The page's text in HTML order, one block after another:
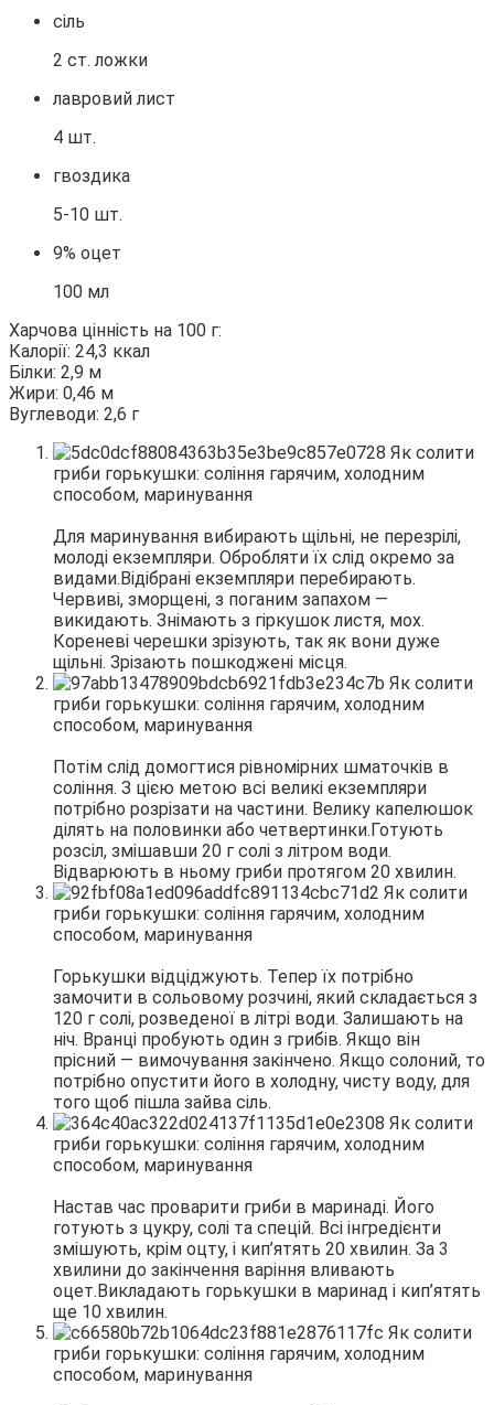
сіль
2 ст. ложки
лавровий лист
4 шт.
гвоздика
5-10 шт.
9% оцет
100 мл
Харчова цінність на 100 г:
Калорії: 24,3 ккал
Білки: 2,9 м
Жири: 0,46 м
Вуглеводи: 2,6 г
Для маринування вибирають щільні, не перезрілі,
молоді екземпляри. Обробляти їх слід окремо за
видами.Відібрані екземпляри перебирають.
Червиві, зморщені, з поганим запахом —
викидають. Знімають з гіркушок листя, мох.
Кореневі черешки зрізують, так як вони дуже
щільні. Зрізають пошкоджені місця.
Потім слід домогтися рівномірних шматочків в
соління. З цією метою всі великі екземпляри
потрібно розрізати на частини. Велику капелюшок
ділять на половинки або четвертинки.Готують
розсіл, змішавши 20 г солі з літром води.
Відварюють в ньому гриби протягом 20 хвилин.
Горькушки відціджують. Тепер їх потрібно
замочити в сольовому розчині, який складається з
120 г солі, розведеної в літрі води. Залишають на
ніч. Вранці пробують один з грибів. Якщо він
прісний — вимочування закінчено. Якщо солоний, то
потрібно опустити його в холодну, чисту воду, для
того щоб пішла зайва сіль.
Настав час проварити гриби в маринаді. Його
готують з цукру, солі та спецій. Всі інгредієнти
змішують, крім оцту, і кип’ятять 20 хвилин. За 3
хвилини до закінчення варіння вливають
оцет.Викладають горькушки в маринад і кип’ятять
ще 10 хвилин.